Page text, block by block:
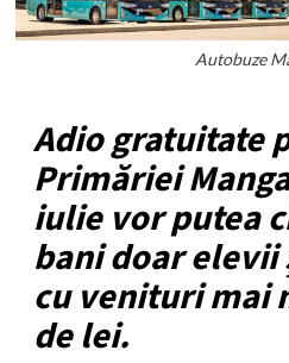
Autobuze
Adio gratuitate
Primăriei
iulie vor putea
bani doar
cu venituri mai
de lei.